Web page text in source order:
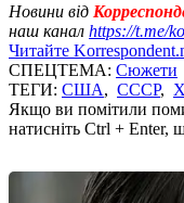
Новини від
наш канал https://t.me/
Читайте
СПЕЦТЕМА: Сюжети
ТЕГИ: США, СССР,
Якщо ви помітили
натисніть Ctrl + Enter,